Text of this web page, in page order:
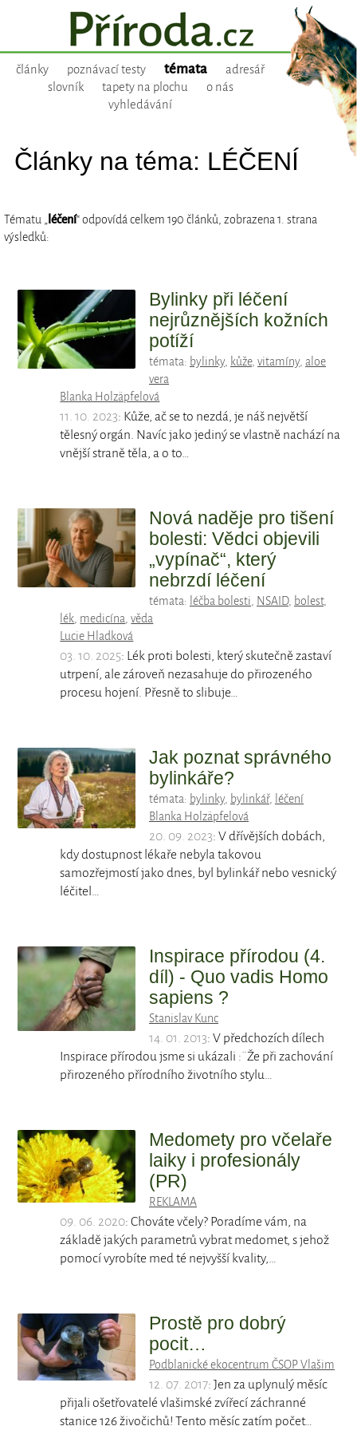
články poznávací testy témata
adresář
slovník
tapety na plochu
o nás
vyhledávání
Články na téma: LÉČENÍ
Tématu „léčení“ odpovídá celkem 190 článků, zobrazena 1. strana
výsledků:
Bylinky při léčení
nejrůznějších kožních
potíží
témata: bylinky, kůže, vitamíny, aloe
vera
Blanka Holzäpfelová
11. 10. 2023: Kůže, ač se to nezdá, je náš největší
tělesný orgán. Navíc jako jediný se vlastně nachází na
vnější straně těla, a o to…
Nová naděje pro tišení
bolesti: Vědci objevili
„vypínač“, který
nebrzdí léčení
témata: léčba bolesti, NSAID, bolest,
lék, medicína,věda
Lucie Hladková
03. 10. 2025: Lék proti bolesti, který skutečně zastaví
utrpení, ale zároveň nezasahuje do přirozeného
procesu hojení. Přesně to slibuje…
Jak poznat správného
bylinkáře?
témata: bylinky, bylinkář, léčení
Blanka Holzäpfelová
20. 09. 2023: V dřívějších dobách,
kdy dostupnost lékaře nebyla takovou
samozřejmostí jako dnes, byl bylinkář nebo vesnický
léčitel…
Inspirace přírodou (4.
díl) - Quo vadis Homo
sapiens ?
Stanislav Kunc
14. 01. 2013: V předchozích dílech
Inspirace přírodou jsme si ukázali :¨Že při zachování
přirozeného přírodního životního stylu…
Medomety pro včelaře
laiky i profesionály
(PR)
REKLAMA
09. 06. 2020: Chováte včely? Poradíme vám, na
základě jakých parametrů vybrat medomet, s jehož
pomocí vyrobíte med té nejvyšší kvality,…
Prostě pro dobrý
pocit…
Podblanické ekocentrum ČSOP Vlašim
12. 07. 2017: Jen za uplynulý měsíc
přijali ošetřovatelé vlašimské zvířecí záchranné
stanice 126 živočichů! Tento měsíc zatím počet…